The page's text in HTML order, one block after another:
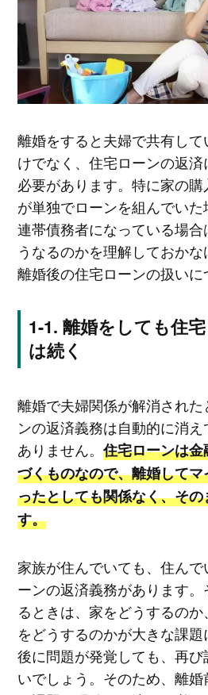
離婚をすると夫婦で共有し
けでなく、住宅ローンの返
必要があります。特に家の
が単独でローンを組んでいた
連帯債務者になっている場
うなるのかを理解しておかな
離婚後の住宅ローンの扱いに
離婚をしても住
は続く
離婚で夫婦関係が解消され
ンの返済義務は自動的に消
ありません。住宅ローンは
づくものなので、離婚して
ったとしても関係なく、そ
す。
家族が住んでいても、住ん
ーンの返済義務があります
るときは、家をどうするの
をどうするのかが大きな課
後に問題が発覚しても、再
いでしょう。そのため、離